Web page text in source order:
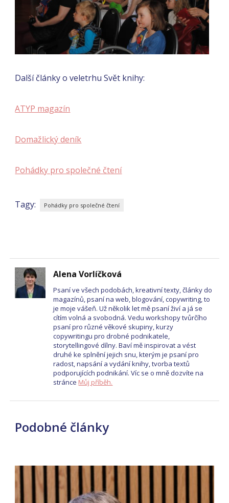
Další články o veletrhu Svět knihy:
ATYP magazín
Domažlický deník
Pohádky pro společné čtení
Tagy: Pohádky pro společné čtení
Alena Vorlíčková
Psaní ve všech podobách, kreativní texty, články do
magazínů, psaní na web, blogování, copywriting, to
je moje vášeň. Už několik let mě psaní živí a já se
cítím volná a svobodná. Vedu workshopy tvůrčího
psaní pro různé věkové skupiny, kurzy
copywritingu pro drobné podnikatele,
storytellingové dílny. Baví mě inspirovat a vést
druhé ke splnění jejich snu, kterým je psaní pro
radost, napsání a vydání knihy, tvorba textů
podporujících podnikání. Víc se o mně dozvíte na
stránce Můj příběh.
Podobné články